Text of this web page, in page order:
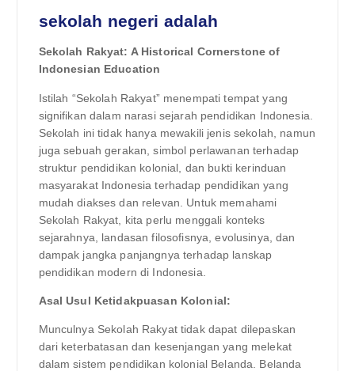
sekolah negeri adalah
Sekolah Rakyat: A Historical Cornerstone of
Indonesian Education
Istilah “Sekolah Rakyat” menempati tempat yang
signifikan dalam narasi sejarah pendidikan Indonesia.
Sekolah ini tidak hanya mewakili jenis sekolah, namun
juga sebuah gerakan, simbol perlawanan terhadap
struktur pendidikan kolonial, dan bukti kerinduan
masyarakat Indonesia terhadap pendidikan yang
mudah diakses dan relevan. Untuk memahami
Sekolah Rakyat, kita perlu menggali konteks
sejarahnya, landasan filosofisnya, evolusinya, dan
dampak jangka panjangnya terhadap lanskap
pendidikan modern di Indonesia.
Asal Usul Ketidakpuasan Kolonial:
Munculnya Sekolah Rakyat tidak dapat dilepaskan
dari keterbatasan dan kesenjangan yang melekat
dalam sistem pendidikan kolonial Belanda. Belanda